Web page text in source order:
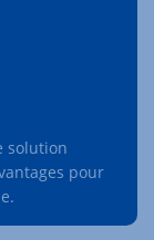
solution
pour